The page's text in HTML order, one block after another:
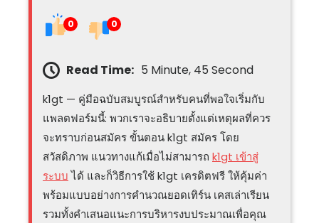
0 0
Read Time: 5 Minute, 45 Second
k1gt — คู่มือฉบับสมบูรณ์สำหรับคนที่พอใจเริ่มกับ
แพลตฟอร์มนี้: พวกเราจะอธิบายตั้งแต่เหตุผลที่ควร
จะทราบก่อนสมัคร ขั้นตอน k1gt สมัคร โดย
สวัสดิภาพ แนวทางแก้เมื่อไม่สามารถ k1gt เข้าสู่
ระบบได้ และก็วิธีการใช้ k1gt เครดิตฟรี ให้คุ้มค่า
พร้อมแบบอย่างการคำนวณยอดเทิร์น เคสเล่าเรียน
รวมทั้งคำเสนอแนะการบริหารงบประมาณเพื่อคุณ